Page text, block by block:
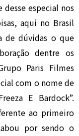
especial nos
aqui no Brasil
de dúvidas o que
dentre os
Paris Filmes
com o nome de
E Bardock”.
ao primeiro
por sendo o